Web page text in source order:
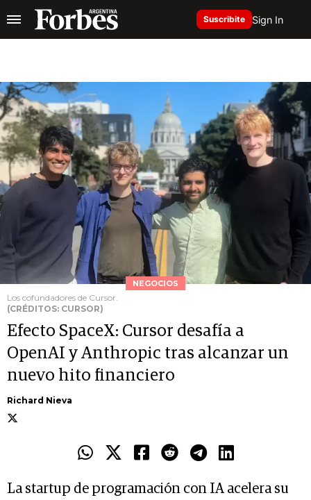
Suscribite Sign In
NEGOCIOS
Los cofundadores de Cursor.
(CRÉDITOS: CURSOR)
Efecto SpaceX: Cursor desafía a
OpenAI y Anthropic tras alcanzar un
nuevo hito financiero
Richard Nieva
La startup de programación con IA acelera su